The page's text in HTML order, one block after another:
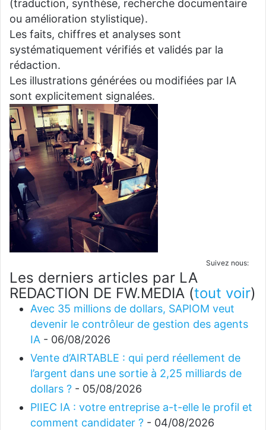
(traduction, synthèse, recherche documentaire
ou amélioration stylistique).
Les faits, chiffres et analyses sont
systématiquement vérifiés et validés par la
rédaction.
Les illustrations générées ou modifiées par IA
sont explicitement signalées.
Suivez nous:
Les derniers articles par LA
REDACTION DE FW.MEDIA (tout voir)
Avec 35 millions de dollars, SAPIOM veut
devenir le contrôleur de gestion des agents
IA - 06/08/2026
Vente d’AIRTABLE : qui perd réellement de
l’argent dans une sortie à 2,25 milliards de
dollars ? - 05/08/2026
PIIEC IA : votre entreprise a-t-elle le profil et
comment candidater ? - 04/08/2026